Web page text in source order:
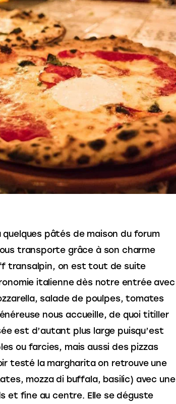
pâtés de maison du forum
transporte grâce à son charme
transalpin, on est tout de suite
italienne dès notre entrée avec
salade de poulpes, tomates
nous accueille, de quoi titiller
est d’autant plus large puisqu’est
ou farcies, mais aussi des pizzas
testé la margharita on retrouve une
mozza di buffala, basilic) avec une
et fine au centre. Elle se déguste